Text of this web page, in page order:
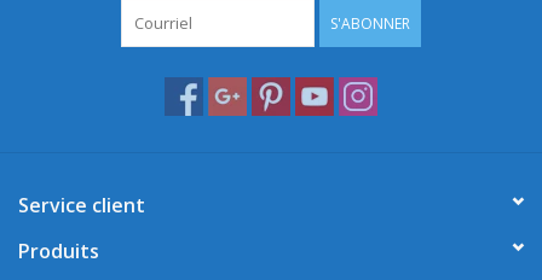
S'ABONNER
Service client
Produits